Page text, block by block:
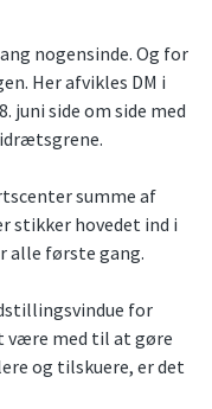
nogensinde. Og for
Her afvikles DM i
juni side om side med
summe af
stikker hovedet ind i
alle første gang.
for
være med til at gøre
og tilskuere, er det